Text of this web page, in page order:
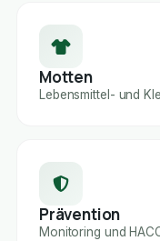
Motten
Lebensmittel- und
Prävention
Monitoring und